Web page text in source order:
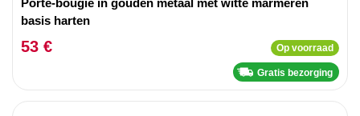
Porte-bougie in gouden metaal met witte marmeren
basis harten
53 € Op voorraad
Gratis bezorging